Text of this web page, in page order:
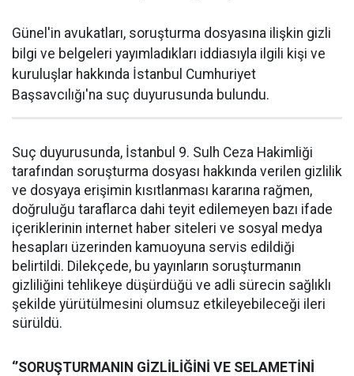
Günel'in avukatları, soruşturma dosyasına ilişkin gizli
bilgi ve belgeleri yayımladıkları iddiasıyla ilgili kişi ve
kuruluşlar hakkında İstanbul Cumhuriyet
Başsavcılığı'na suç duyurusunda bulundu.
Suç duyurusunda, İstanbul 9. Sulh Ceza Hakimliği
tarafından soruşturma dosyası hakkında verilen gizlilik
ve dosyaya erişimin kısıtlanması kararına rağmen,
doğruluğu taraflarca dahi teyit edilemeyen bazı ifade
içeriklerinin internet haber siteleri ve sosyal medya
hesapları üzerinden kamuoyuna servis edildiği
belirtildi. Dilekçede, bu yayınların soruşturmanın
gizliliğini tehlikeye düşürdüğü ve adli sürecin sağlıklı
şekilde yürütülmesini olumsuz etkileyebileceği ileri
sürüldü.
‘’SORUŞTURMANIN GİZLİLİĞİNİ VE SELAMETİNİ